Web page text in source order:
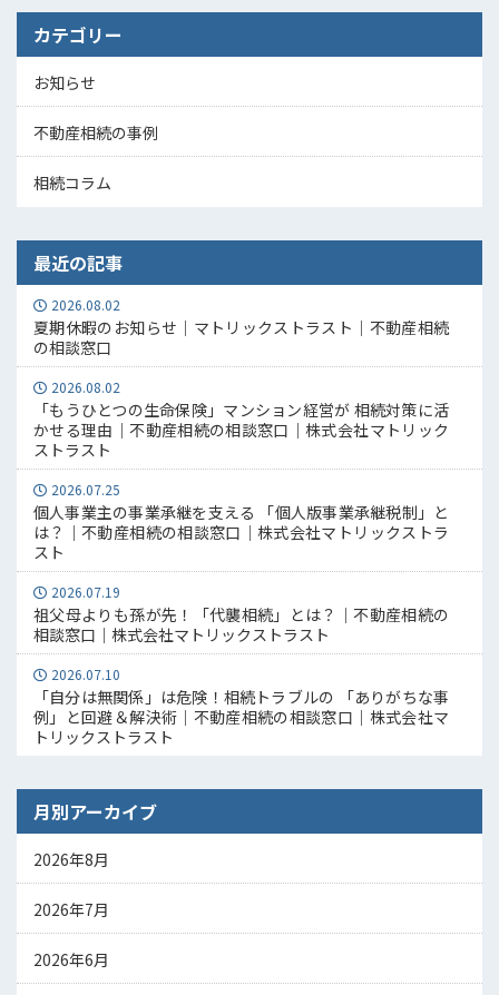
カテゴリー
お知らせ
不動産相続の事例
相続コラム
最近の記事
2026.08.02
夏期休暇のお知らせ｜マトリックストラスト｜不動産相続
の相談窓口
2026.08.02
「もうひとつの生命保険」マンション経営が 相続対策に活
かせる理由｜不動産相続の相談窓口｜株式会社マトリック
ストラスト
2026.07.25
個人事業主の事業承継を支える 「個人版事業承継税制」と
は？｜不動産相続の相談窓口｜株式会社マトリックストラ
スト
2026.07.19
祖父母よりも孫が先！「代襲相続」とは？｜不動産相続の
相談窓口｜株式会社マトリックストラスト
2026.07.10
「自分は無関係」は危険！相続トラブルの 「ありがちな事
例」と回避＆解決術｜不動産相続の相談窓口｜株式会社マ
トリックストラスト
月別アーカイブ
2026年8月
2026年7月
2026年6月